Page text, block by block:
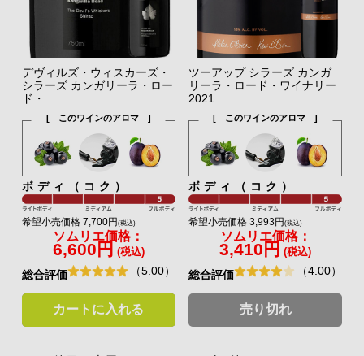
デヴィルズ・ウィスカーズ・
シラーズ カンガリーラ・ロー
ド・...
[ このワインのアロマ ]
ボディ（コク）
希望小売価格 7,700円 (税込)
ソムリエ価格：
6,600円 (税込)
総合評価 （5.00）
カートに入れる
ツーアップ シラーズ カンガ
リーラ・ロード・ワイナリー
2021...
[ このワインのアロマ ]
ボディ（コク）
希望小売価格 3,993円(税込)
ソムリエ価格：
3,410円 (税込)
総合評価 （4.00）
売り切れ